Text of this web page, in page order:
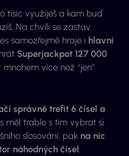
tisíc využiješ a kam buď
Na chvíli se zastav.
samozřejmě hraje i hlavní
Superjackpot 127 000
více než “jen”
správně trefit 6 čísel a
měl trable s tím vybrat si
slosování, pak na nic
náhodných čísel.